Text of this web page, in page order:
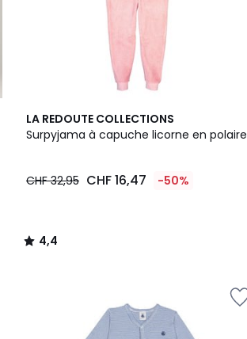
LA REDOUTE COLLECTIONS
Surpyjama à capuche licorne en polaire
CHF 32,95 CHF 16,47 -50%
4,4
/ 5
4,4
/